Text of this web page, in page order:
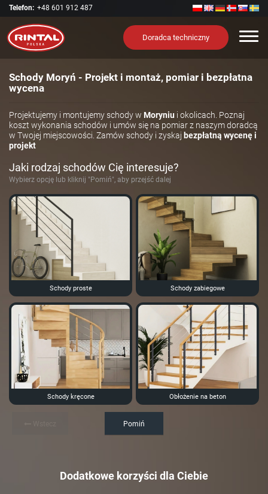
Telefon: +48 601 912 487
Doradca techniczny
Schody Moryń - Projekt i montaż, pomiar i bezpłatna
wycena
Projektujemy i montujemy schody w Moryniu i okolicach. Poznaj
koszt wykonania schodów i umów się na pomiar z naszym doradcą
w Twojej miejscowości. Zamów schody i zyskaj bezpłatną wycenę i
projekt
Jaki rodzaj schodów Cię interesuje?
Wybierz opcję lub kliknij "Pomiń", aby przejść dalej
Schody proste Schody zabiegowe
Schody kręcone Obłożenie na beton
Pomiń
Dodatkowe korzyści dla Ciebie